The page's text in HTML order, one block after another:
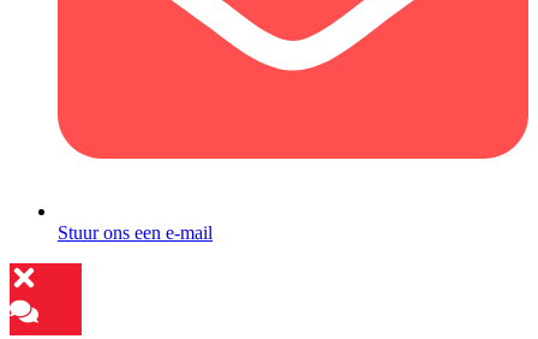
Stuur ons een e-mail